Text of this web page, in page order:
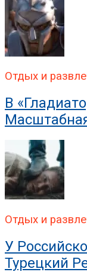
Отдых и
В
Отдых и
У
Турецкий